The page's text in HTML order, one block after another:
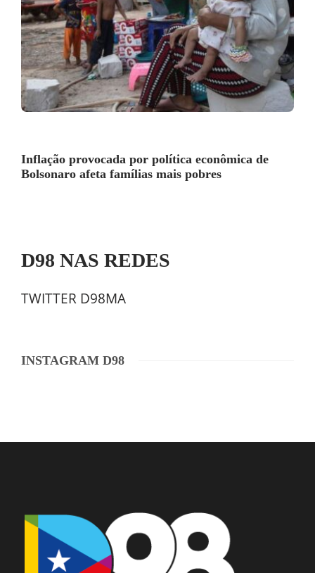
Inflação provocada por política econômica de
Bolsonaro afeta famílias mais pobres
D98 NAS REDES
TWITTER D98MA
INSTAGRAM D98